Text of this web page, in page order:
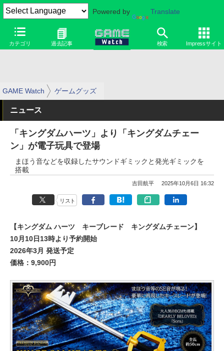
Powered by Translate
カテゴリ 過去記事 検索 Impressサイト
GAME Watch ゲームグッズ
ニュース
「キングダムハーツ」より「キングダムチェー
ン」が電子玩具で登場
まほう音などを収録したサウンドギミックと発光ギミックを
搭載
吉田航平 2025年10月6日 16:32
リスト
【キングダム ハーツ キーブレード キングダムチェーン】
10月10日13時より予約開始
2026年3月 発送予定
価格：9,900円